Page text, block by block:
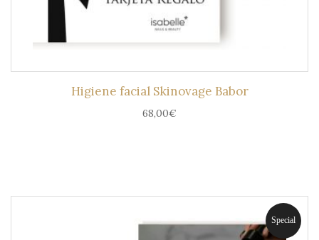
Higiene facial Skinovage Babor
68,00€
Special